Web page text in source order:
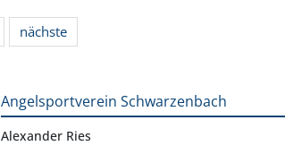
nächste
Angelsportverein Schwarzenbach
Alexander Ries